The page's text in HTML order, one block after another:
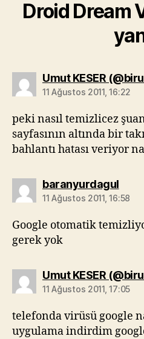
Droid Dream
Umut KESER
11 Ağustos 2011, 16:22
peki nasıl temizlicez
sayfasının altında bir
bahlantı hatası veriyor
baranyurdagul
11 Ağustos 2011, 16:58
Google otomatik
gerek yok
Umut KESER
11 Ağustos 2011, 17:05
telefonda virüsü google
uygulama indirdim